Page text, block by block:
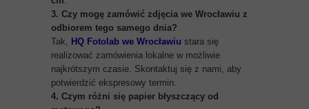
3. Czy mogę zamówić zdjęcia we Wrocławiu z
odbiorem tego samego dnia?
Tak, HQ Fotolab we Wrocławiu stara się
realizować zamówienia lokalne w możliwie
najkrótszym czasie. Skontaktuj się z nami, aby
potwierdzić ekspresowy termin.
4. Czym różni się papier błyszczący od